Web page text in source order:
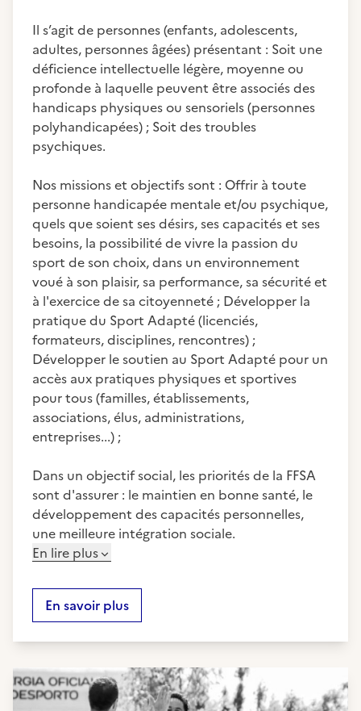
Il s’agit de personnes (enfants, adolescents,
adultes, personnes âgées) présentant : Soit une
déficience intellectuelle légère, moyenne ou
profonde à laquelle peuvent être associés des
handicaps physiques ou sensoriels (personnes
polyhandicapées) ; Soit des troubles
psychiques.
Nos missions et objectifs sont : Offrir à toute
personne handicapée mentale et/ou psychique,
quels que soient ses désirs, ses capacités et ses
besoins, la possibilité de vivre la passion du
sport de son choix, dans un environnement
voué à son plaisir, sa performance, sa sécurité et
à l'exercice de sa citoyenneté ; Développer la
pratique du Sport Adapté (licenciés,
formateurs, disciplines, rencontres) ;
Développer le soutien au Sport Adapté pour un
accès aux pratiques physiques et sportives
pour tous (familles, établissements,
associations, élus, administrations,
entreprises...) ;
Dans un objectif social, les priorités de la FFSA
sont d'assurer : le maintien en bonne santé, le
développement des capacités personnelles,
une meilleure intégration sociale.
En lire plus
En savoir plus